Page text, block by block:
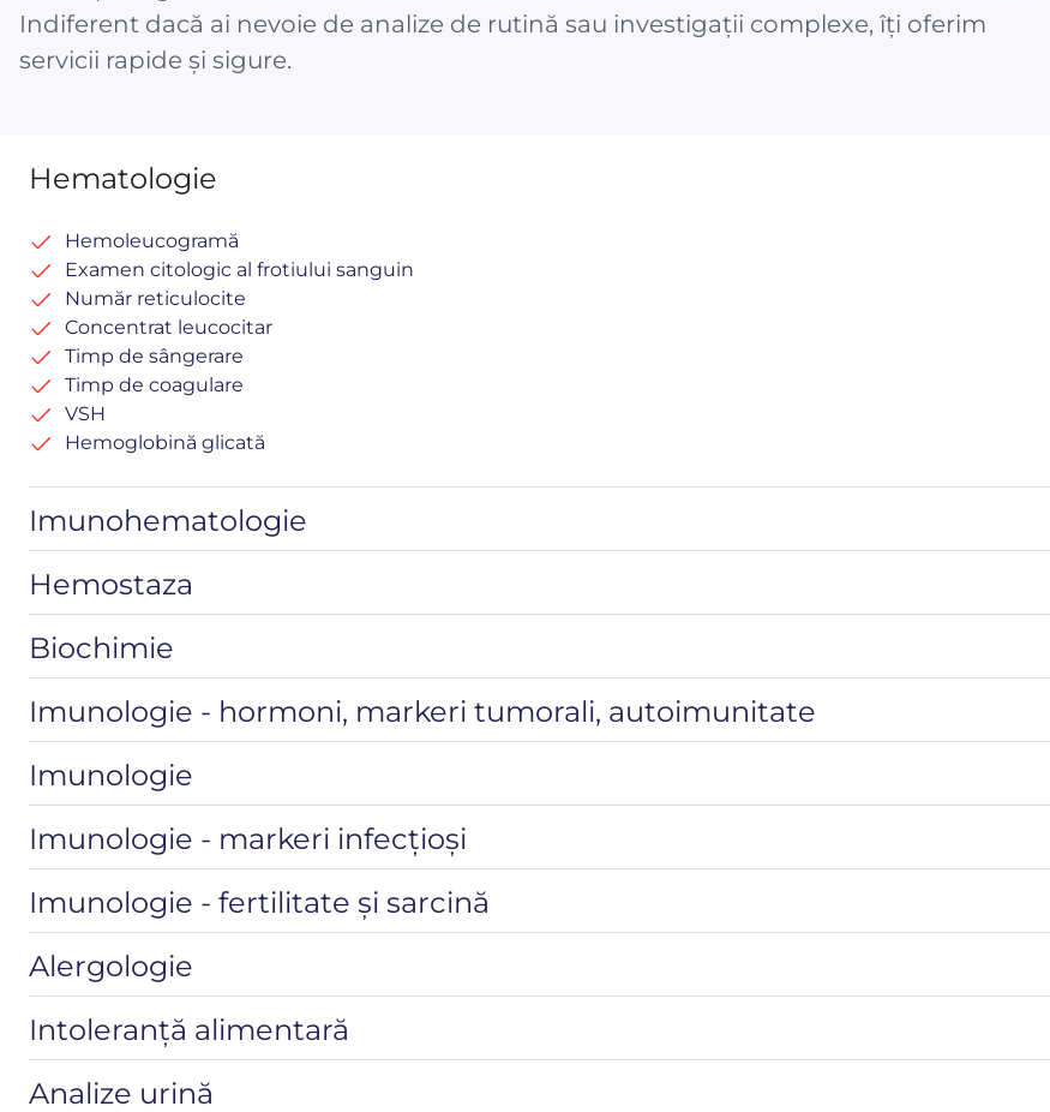
Indiferent dacă ai nevoie de analize de rutină sau investigații complexe, îți oferim
servicii rapide și sigure.
Hematologie
Hemoleucogramă
Examen citologic al frotiului sanguin
Număr reticulocite
Concentrat leucocitar
Timp de sângerare
Timp de coagulare
VSH
Hemoglobină glicată
Imunohematologie
Hemostaza
Biochimie
Imunologie - hormoni, markeri tumorali, autoimunitate
Imunologie
Imunologie - markeri infecțioși
Imunologie - fertilitate și sarcină
Alergologie
Intoleranță alimentară
Analize urină